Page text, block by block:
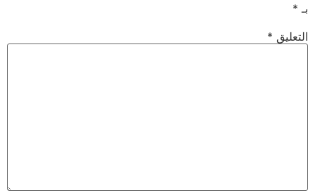
بـ *
التعليق *